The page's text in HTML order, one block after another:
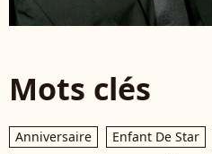
Mots clés
Anniversaire Enfant De Star